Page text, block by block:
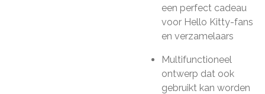
een perfect cadeau
voor Hello Kitty-fans
en verzamelaars
Multifunctioneel
ontwerp dat ook
gebruikt kan worden